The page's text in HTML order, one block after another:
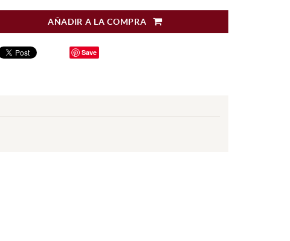
AÑADIR A LA COMPRA
Save